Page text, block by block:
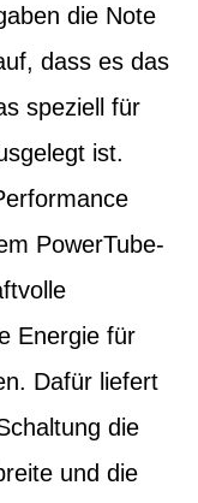
die Note
dass es das
speziell für
ist.
PowerTube-
Energie für
Dafür liefert
die
und die